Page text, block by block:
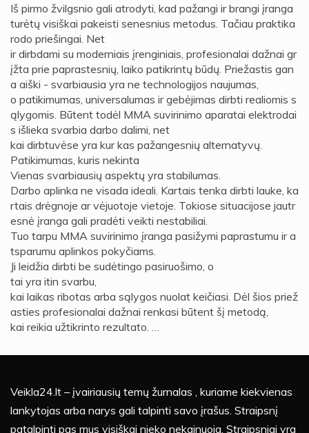
Iš pirmo žvilgsnio gali atrodyti, kad pažangi ir brangi įranga
turėtų visiškai pakeisti senesnius metodus. Tačiau praktika
rodo priešingai. Net
ir dirbdami su moderniais įrenginiais, profesionalai dažnai gr
įžta prie paprastesnių, laiko patikrintų būdų. Priežastis gan
a aiški - svarbiausia yra ne technologijos naujumas,
o patikimumas, universalumas ir gebėjimas dirbti realiomis s
ąlygomis. Būtent todėl MMA suvirinimo aparatai elektrodai
s išlieka svarbia darbo dalimi, net
kai dirbtuvėse yra kur kas pažangesnių alternatyvų.
Patikimumas, kuris nekinta
Vienas svarbiausių aspektų yra stabilumas.
Darbo aplinka ne visada ideali. Kartais tenka dirbti lauke, ka
rtais drėgnoje ar vėjuotoje vietoje. Tokiose situacijose jautr
esnė įranga gali pradėti veikti nestabiliai.
Tuo tarpu MMA suvirinimo įranga pasižymi paprastumu ir a
tsparumu aplinkos pokyčiams.
Ji leidžia dirbti be sudėtingo pasiruošimo, o
tai yra itin svarbu,
kai laikas ribotas arba sąlygos nuolat keičiasi. Dėl šios priež
asties profesionalai dažnai renkasi būtent šį metodą,
kai reikia užtikrinto rezultato. …
Veikla24.lt – įvairiausių temų žurnalas , kuriame kiekvienas
lankytojas arba narys gali talpinti savo įrašus. Straipsnį
patalpinti pas mus visiškai nieko nekainuoja. Straipsniai yra